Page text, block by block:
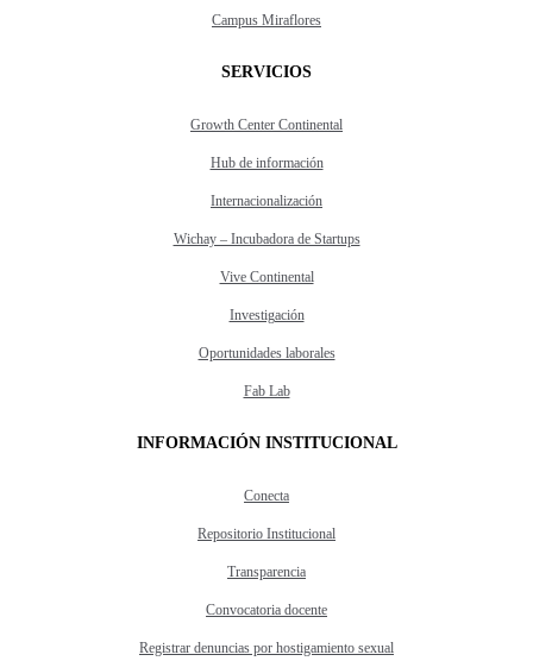
Campus Miraflores
SERVICIOS
Growth Center Continental
Hub de información
Internacionalización
Wichay – Incubadora de Startups
Vive Continental
Investigación
Oportunidades laborales
Fab Lab
INFORMACIÓN INSTITUCIONAL
Conecta
Repositorio Institucional
Transparencia
Convocatoria docente
Registrar denuncias por hostigamiento sexual